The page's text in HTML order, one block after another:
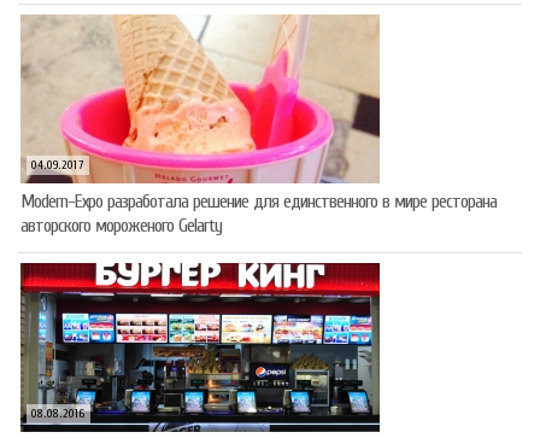
04.09.2017
Modern-Expo разработала решение для единственного в мире ресторана
авторского мороженого Gelarty
08.08.2016